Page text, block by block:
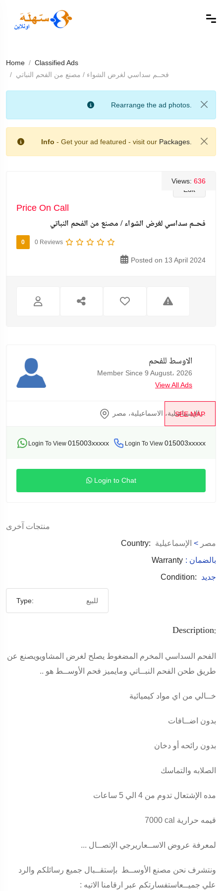
Home
Classified Ads
فحــم سداسي لغرض الشواء / مصنع من الفحم النباتي
Rearrange the ad photos.
Info - Get your ad featured - visit our Packages.
Edit
Views: 636
Price On Call
فحــم سداسي لغرض الشواء / مصنع من الفحم النباتي
0 0 Reviews
Posted on 13 April 2024
الاوسط للفحم
Member Since 9 August، 2026
View All Ads
SEE MAP
الإسماعيلية، الاسماعيلية، مصر...
Login To View 015003xxxxx Login To View 015003xxxxx
Login to Chat
منتجات آخرى
Country:
مصر > الإسماعيلية
Warranty
: بالضمان
Condition:
جديد
Type: للبيع
Description:
الفحم السداسي المخرم المضغوط يصلح لغرض المشاويويصنع عن
طريق طحن الفحم النبــاتي ومايميز فحم الأوســط هو ..
خــالي من اي مواد كيميائية
بدون اضــافات
بدون رائحه أو دخان
الصلابه والتماسك
مده الإشتعال تدوم من 4 الي 5 ساعات
قيمه حرارية 7000 cal
لمعرفة عروض الاســعاريرجي الإتصــال ...
ونتشرف نحن مصنع الأوســط بإستقــبال جميع رسائلكم والرد
علي جميــعاستفسارتكم عبر ارقامنا الاتيه :